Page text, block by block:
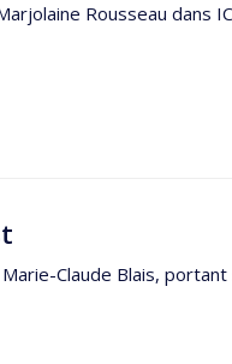
Rousseau dans
Claude Blais,